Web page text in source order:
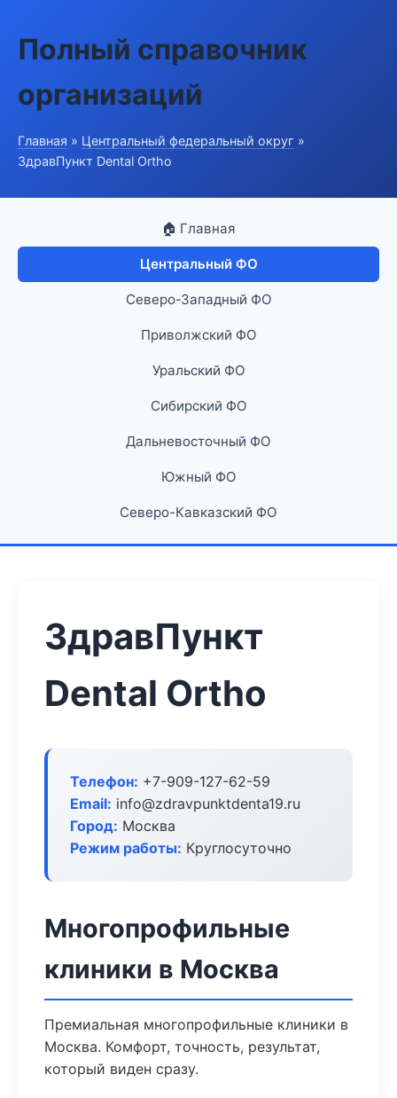
Полный справочник
организаций
Главная » Центральный федеральный округ »
ЗдравПункт Dental Ortho
🏠 Главная
Центральный ФО
Северо-Западный ФО
Приволжский ФО
Уральский ФО
Сибирский ФО
Дальневосточный ФО
Южный ФО
Северо-Кавказский ФО
ЗдравПункт
Dental Ortho
Телефон: +7-909-127-62-59
Email: info@zdravpunktdenta19.ru
Город: Москва
Режим работы: Круглосуточно
Многопрофильные
клиники в Москва
Премиальная многопрофильные клиники в
Москва. Комфорт, точность, результат,
который виден сразу.